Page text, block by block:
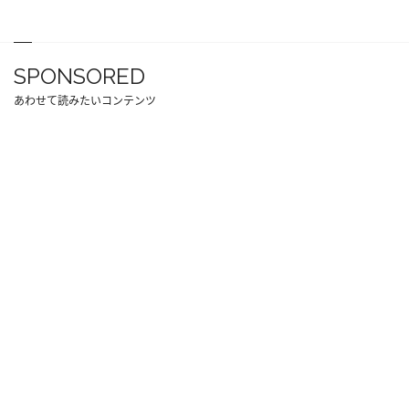
SPONSORED
あわせて読みたいコンテンツ